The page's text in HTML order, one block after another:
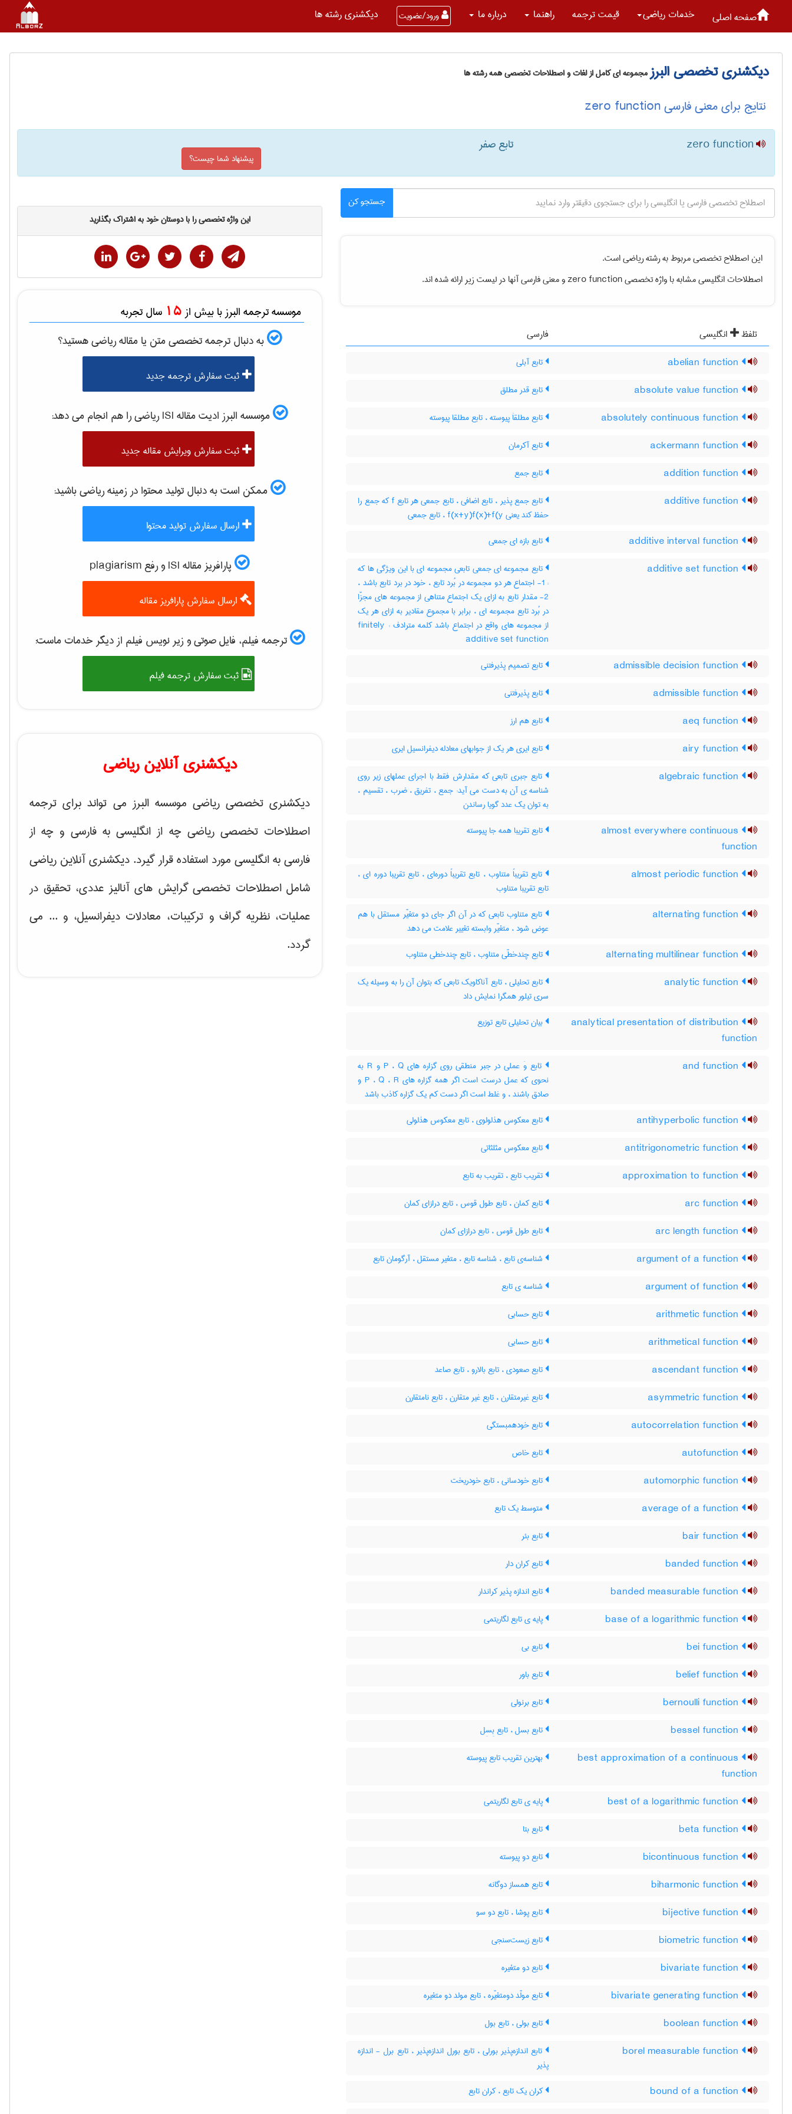
صفحه اصلی خدمات رياضی قیمت ترجمه راهنما درباره ما ورود/عضویت دیکشنری رشته ها
دیکشنری تخصصی البرزمجموعه ای کامل از لغات و اصطلاحات تخصصی همه رشته ها
نتایج برای معنی فارسی zero function
zero function تابع صفر
پیشنهاد شما چیست؟
جستجو کن
این اصطلاح تخصصی مربوط به رشتهرياضیاست.
اصطلاحات انگلیسی مشابه با واژه تخصصیzero functionو معنی فارسی آنها در لیست زیر ارائه شده اند.
تلفظ انگلیسی
فارسی
تابع آبلی
تابع قدر مطلق
تابع مطلقاَ پیوسته ، تابع مطلقا پیوسته
تابع آکرمان
تابع جمع
تابع جمع پذیر ، تابع اضافی ، تابع جمعی هر تابع f که جمع را
حفظ کند یعنی f(x+y)f(x)+f(y ، تابع جمعی
تابع بازه ای جمعی
تابع مجموعه ای جمعی تابعی مجموعه ای با این ویژگی ها که
: 1- اجتماع هر دو مجموعه در بُرد تابع ، خود در برد تابع باشد ،
2- مقدار تابع به ازای یک اجتماع متناهی از مجموعه های مجزّا
در بُرد تابع مجموعه ای ، برابر با مجموع مقادیر به ازای هر یک
از مجموعه های واقع در اجتماع باشد کلمه مترادف : finitely
additive set function
تابع تصمیم پذیرفتنی
تابع پذیرفتنی
تابع هم ارز
تابع ایری هر یک از جوابهای معادله دیفرانسیل ایری
تابع جبری تابعی که مقدارش فقط با اجرای عملهای زیر روی
شناسه ی آن به دست می آید: جمع ، تفریق ، ضرب ، تقسیم ،
به توان یک عدد گویا رساندن
almost everywhere continuous
function
تابع تقریبا همه جا پیوسته
تابع تقریباً متناوب ، تابع تقریباً دوره‌ای ، تابع تقریبا دوره ای ،
تابع تقریبا متناوب
تابع متناوب تابعی که در آن اگر جای دو متغیّر مستقل با هم
عوض شود ، متغیّر وابسته تغییر علامت می دهد
تابع چندخطّی متناوب ، تابع چندخطی متناوب
تابع تحلیلی ، تابع آناکاویک تابعی که بتوان آن را به وسیله یک
سری تیلور همگرا نمایش داد
analytical presentation of distribution
function
بیان تحلیلی تابع توزیع
تابع وَ عملی در جبر منطقی روی گزاره های P ، Q و R به
نحوی که عمل درست است اگر همه گزاره های P ، Q ، R و
صادق باشند ، و غلط است اگر دست کم یک گزاره کاذب باشد
تابع معکوس هذلولوی ، تابع معکوس هذلولی
تابع معکوس مثلثاتی
تقریب تابع ، تقریب به تابع
تابع کمان ، تابع طول قوس ، تابع درازای کمان
تابع طول قوس ، تابع درازای کمان
شناسه‌ی تابع ، شناسه تابع ، متغیر مستقل ، آرگومان تابع
شناسه ی تابع
تابع حسابی
تابع حسابی
تابع صعودی ، تابع بالارو ، تابع صاعد
تابع غیرمتقارن ، تابع غیر متقارن ، تابع نامتقارن
تابع خودهمبستگی
تابع خاص
تابع خودسانی ، تابع خودریخت
متوسط یک تابع
تابع بئر
تابع کران دار
تابع اندازه پذیر کراندار
پایه ی تابع لگاریتمی
تابع بی
تابع باور
تابع برنولی
تابع بسل ، تابع بِسِل
best approximation of a continuous
function
بهترین تقریب تابع پیوسته
پایه ی تابع لگاریتمی
تابع بتا
تابع دو پیوسته
تابع همساز دوگانه
تابع پوشا ، تابع دو سو
تابع زیست‌سنجی
تابع دو متغیره
تابع مولّد دومتغیّره ، تابع مولد دو متغیره
تابع بولی ، تابع بول
تابع اندازه‌پذیر بورلی ، تابع بورل اندازه‌پذیر ، تابع برل - اندازه
پذیر
کران یک تابع ، کران تابع
این واژه تخصصی را با دوستان خود به اشتراک بگذارید
موسسه ترجمه البرز با بیش از 15 سال تجربه
به دنبال ترجمه تخصصی متن یا مقالهرياضیهستید؟
ثبت سفارش ترجمه جدید
موسسه البرز ادیت مقاله ISI رياضیرا هم انجام می دهد:
ثبت سفارش ویرایش مقاله جدید
ممکن است به دنبال تولید محتوا در زمینهرياضیباشید:
ارسال سفارش تولید محتوا
پارافریز مقاله ISI و رفع plagiarism
ارسال سفارش پارافریز مقاله
ترجمه فیلم، فایل صوتی و زیر نویس فیلم از دیگر خدمات ماست:
ثبت سفارش ترجمه فیلم
دیکشنری آنلاین ریاضی
دیکشنری تخصصی ریاضی موسسه البرز می تواند برای ترجمه
اصطلاحات تخصصی ریاضی چه از انگلیسی به فارسی و چه از
فارسی به انگلیسی مورد استفاده قرار گیرد. دیکشنری آنلاین ریاضی
شامل اصطلاحات تخصصی گرایش هایآنالیز عددی، تحقیق در
عملیات، نظریه گراف و تركیبات، معادلات دیفرانسیل، و ... می
گردد.